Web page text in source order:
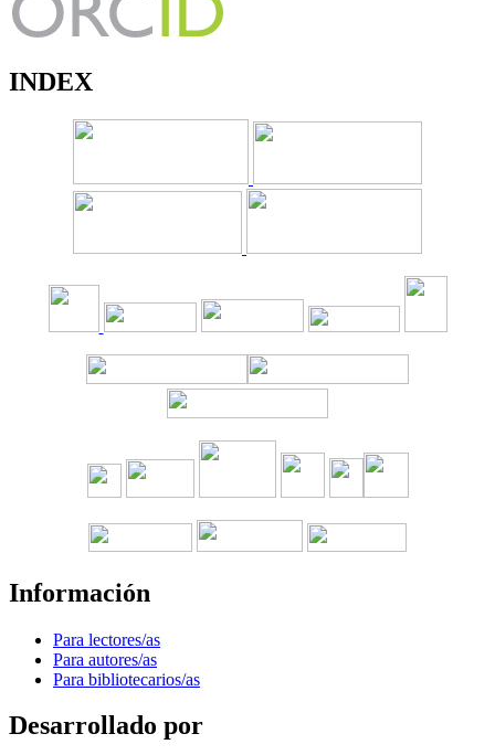
INDEX
Información
Para lectores/as
Para autores/as
Para bibliotecarios/as
Desarrollado por